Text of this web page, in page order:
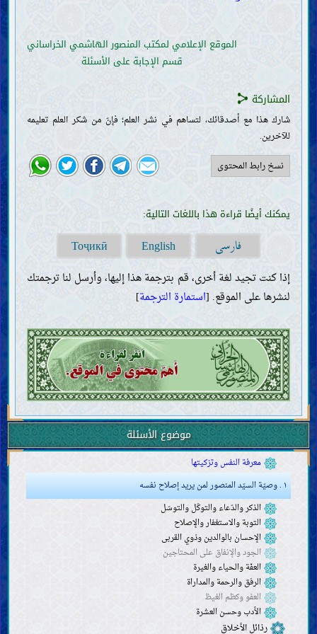
الموقع الإعلامي لمكتب المنصور الهاشمي الخراساني
قسم الإجابة على الأسئلة
المشاركة
شارك هذا مع أصدقائك، لتساهم في نشر العلم؛ فإنّ من شكر العلم تعليمه
للآخرين.
نسخ رابط المحتوى
يمكنك أيضًا قراءة هذا باللغات التالية:
فارسی English
Тоҷикӣ
إذا كنت تجيد لغة أخرى، قم بترجمة هذا إليها، وأرسل لنا ترجمتك
لنشرها على الموقع. [استمارة الترجمة]
موضوع الأسئلة
تفسير القرآن
خليفة اللّه
ضرورة خليفة اللّه وصفاته
الطريق إلى معرفة خليفة اللّه (المعجزة والنصّ)
الروايات الواردة عن خلفاء اللّه (الآحاد والمتواتر)
معرفة اللّه؛ وجوده وصفاته وأفعاله
صفات الأنبياء وسيرتهم
صفات النبيّ الخاتم وسيرته
أصحاب النبيّ الخاتم وأزواجه
صفات أهل بيت النبيّ الخاتم وسيرتهم
ما يتعلّق بالمهديّ
وجود المهديّ وصفاته وأعماله
المنصور وحركته لتمهيد ظهور المهديّ
علامات ظهور المهديّ وفتن آخر الزّمان
معرفة الآخرة
البرزخ والقيامة والجنّة والنّار
الرّجعة والحلول والتناسخ
معرفة الإيمان والكفر
صفات الإيمان وأهله
صفات الكفر والنفاق والفسق وأهله
ما يتعلّق بالأديان والمذاهب والفِرَق
الأخلاق
مكارم الأخلاق
معرفة النفس وتزكيتها
١ . وصيّة السيّد المنصور لمن يريد إصلاح نفسه
الذكر والدّعاء والتوكّل والتوسّل
التوبة والاستغفار والإصلاح
الإحسان بالوالدين وذوي القربى
الجود والإنفاق على المحتاجين
العفّة والحياء والغيرة
الرفق والرحمة والمداراة
العفو وكظم الغيظ
الأدب وحسن العشرة
رذائل الأخلاق